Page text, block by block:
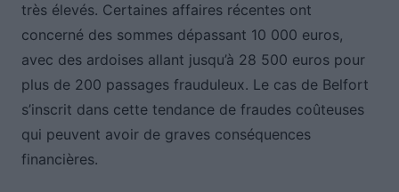
très élevés. Certaines affaires récentes ont
concerné des sommes dépassant 10 000 euros,
avec des ardoises allant jusqu’à 28 500 euros pour
plus de 200 passages frauduleux. Le cas de Belfort
s’inscrit dans cette tendance de fraudes coûteuses
qui peuvent avoir de graves conséquences
financières.